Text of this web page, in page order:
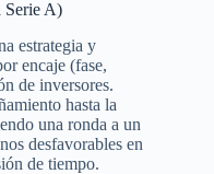
Serie A)
estrategia y
encaje (fase,
de inversores.
hasta la
una ronda a un
desfavorables en
de tiempo.